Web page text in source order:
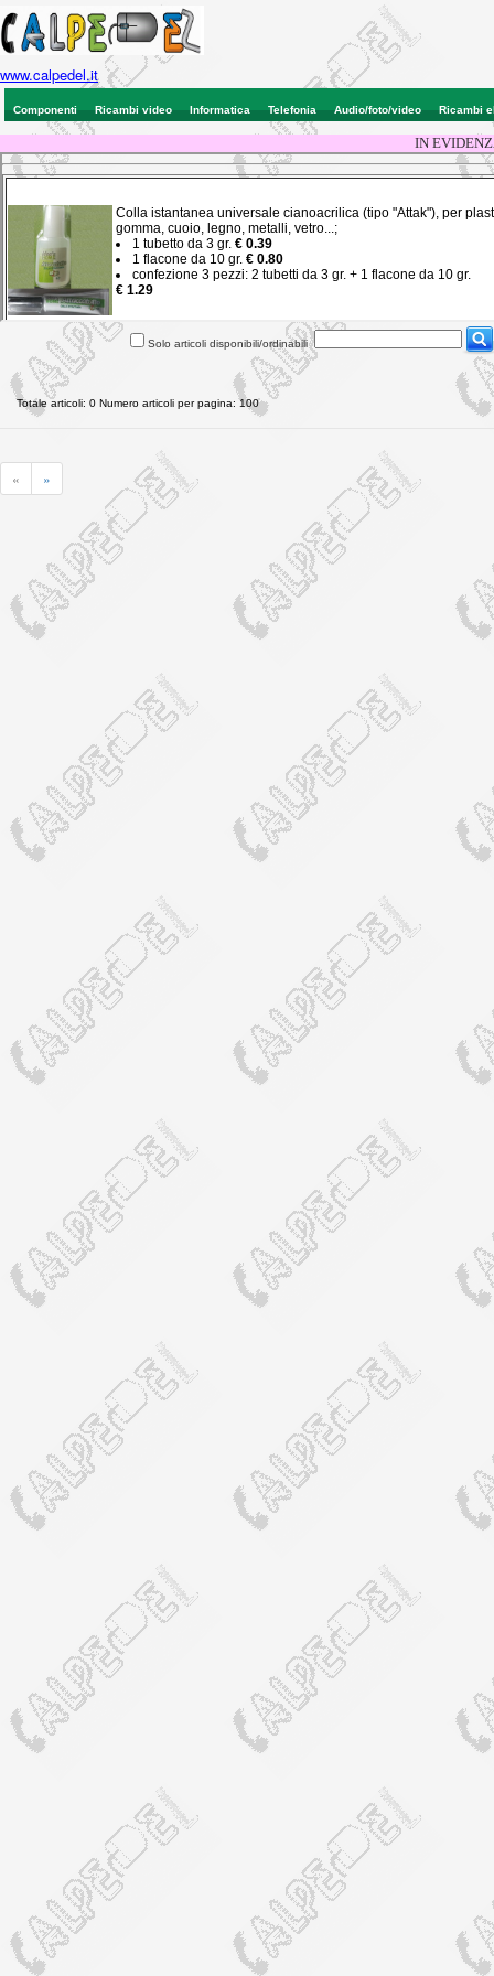
www.calpedel.it
Componenti Ricambi video Informatica Telefonia Audio/foto/video Ricambi
IN
Solo articoli disponibili/ordinabili
Totale articoli: 0 Numero articoli per pagina: 100
« »